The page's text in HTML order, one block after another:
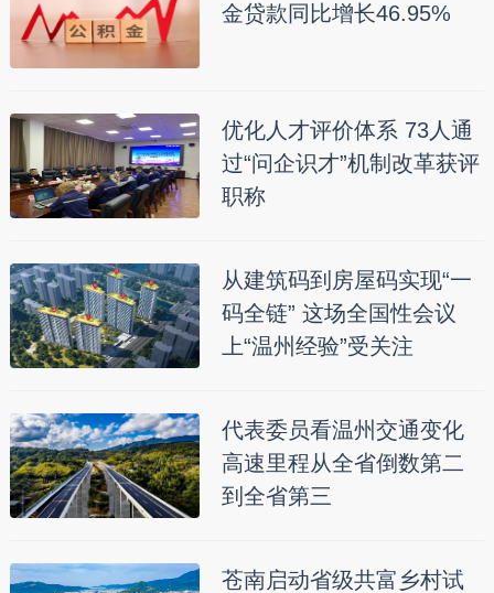
金贷款同比增长46.95%
优化人才评价体系 73人通
过“问企识才”机制改革获评
职称
从建筑码到房屋码实现“一
码全链” 这场全国性会议
上“温州经验”受关注
代表委员看温州交通变化
高速里程从全省倒数第二
到全省第三
苍南启动省级共富乡村试